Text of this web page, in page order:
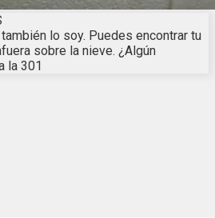
lo soy. Puedes encontrar tu
sobre la nieve. ¿Algún
la 301